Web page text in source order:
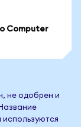
Computer
не одобрен и